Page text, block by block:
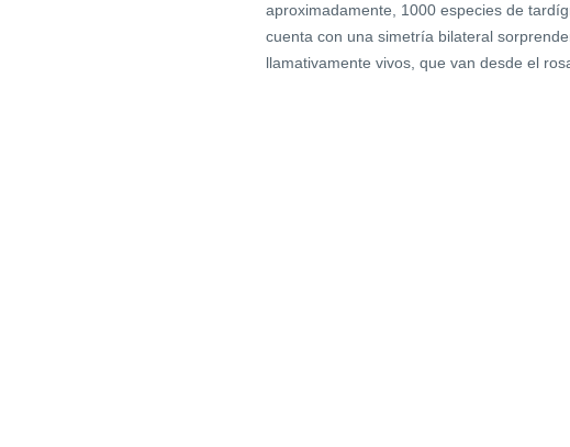
aproximadamente, 1000 especies de
cuenta con una simetría bilateral
llamativamente vivos, que van desde el